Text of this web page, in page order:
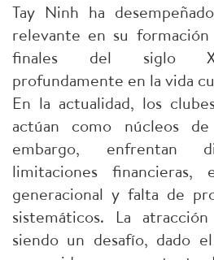
Tay Ninh ha
relevante en su
finales del siglo
profundamente en la vida
En la actualidad, los
actúan como núcleos
embargo, enfrentan
limitaciones financieras,
generacional y falta de
sistemáticos. La
siendo un desafío, dado